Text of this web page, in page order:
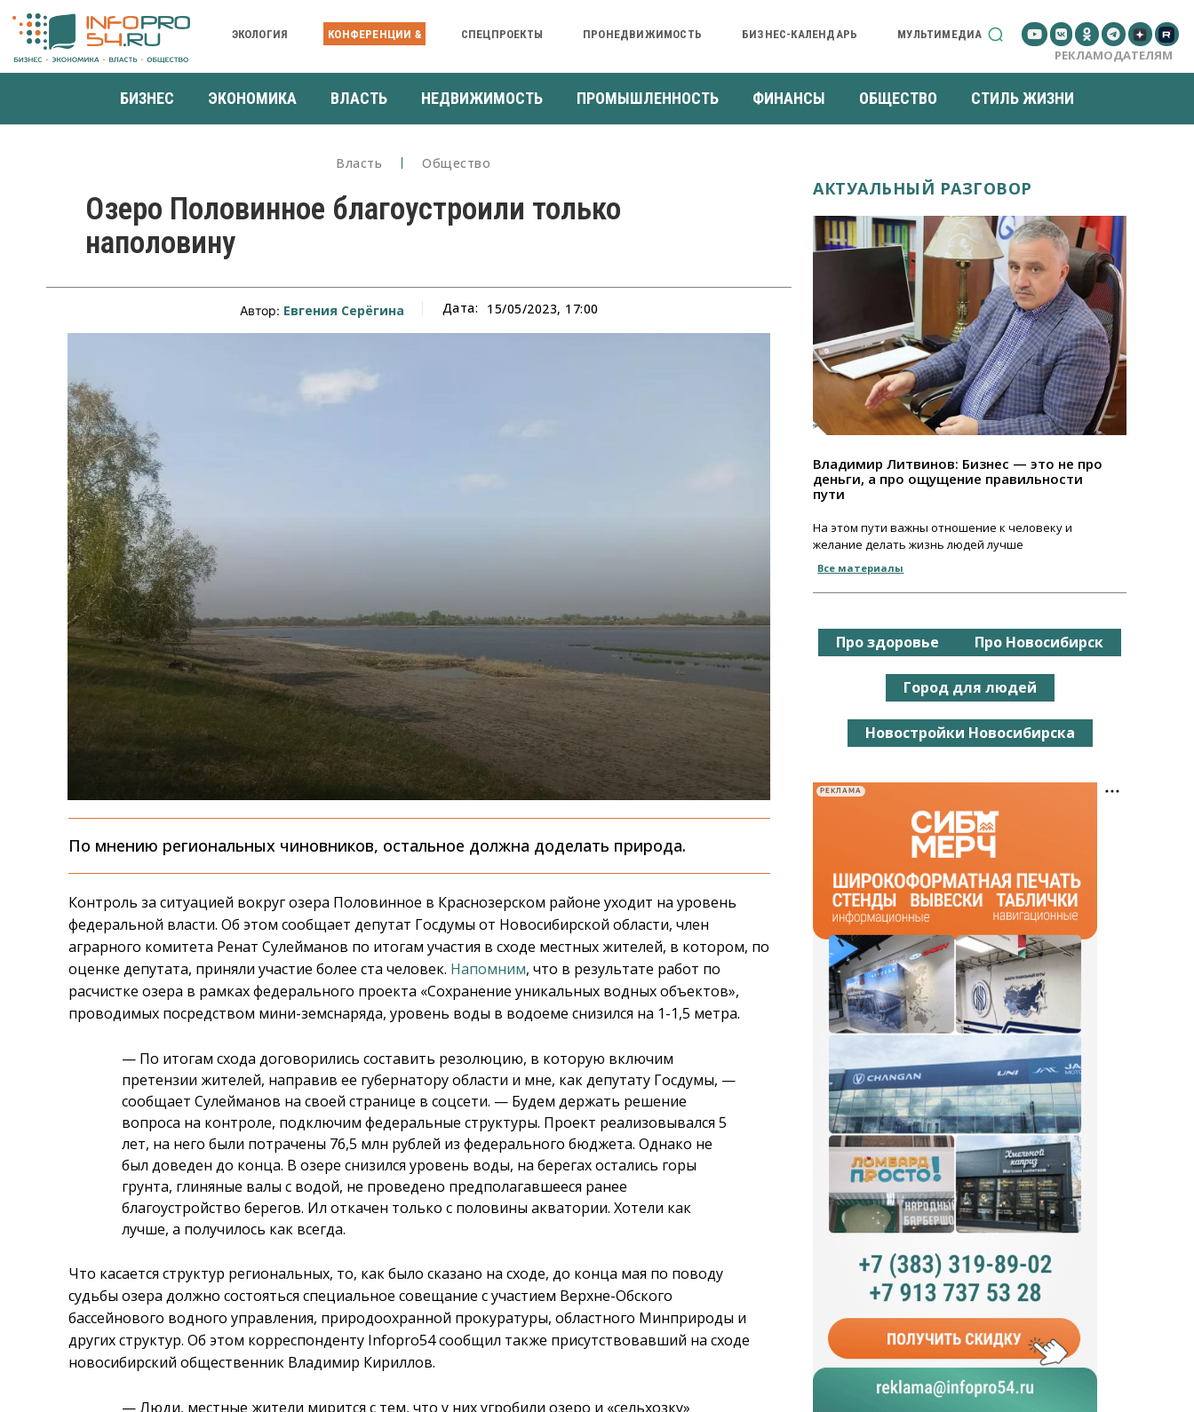
ЭКОЛОГИЯ КОНФЕРЕНЦИИ & СПЕЦПРОЕКТЫ ПРОНЕДВИЖИМОСТЬ БИЗНЕС-КАЛЕНДАРЬ МУЛЬТИМЕДИА
РЕКЛАМОДАТЕЛЯМ
БИЗНЕС ЭКОНОМИКА ВЛАСТЬ НЕДВИЖИМОСТЬ ПРОМЫШЛЕННОСТЬ ФИНАНСЫ ОБЩЕСТВО СТИЛЬ ЖИЗНИ
Власть Общество
Озеро Половинное благоустроили только
наполовину
Автор: Евгения Серёгина Дата: 15/05/2023, 17:00
По мнению региональных чиновников, остальное должна доделать природа.
Контроль за ситуацией вокруг озера Половинное в Краснозерском районе уходит на уровень
федеральной власти. Об этом сообщает депутат Госдумы от Новосибирской области, член
аграрного комитета Ренат Сулейманов по итогам участия в сходе местных жителей, в котором, по
оценке депутата, приняли участие более ста человек. Напомним, что в результате работ по
расчистке озера в рамках федерального проекта «Сохранение уникальных водных объектов»,
проводимых посредством мини-земснаряда, уровень воды в водоеме снизился на 1-1,5 метра.
—По итогам схода договорились составить резолюцию, в которую включим
претензии жителей, направив ее губернатору области и мне, как депутату Госдумы, —
сообщает Сулейманов на своей странице в соцсети. —Будем держать решение
вопроса на контроле, подключим федеральные структуры. Проект реализовывался 5
лет, на него были потрачены 76,5 млн рублей из федерального бюджета. Однако не
был доведен до конца. В озере снизился уровень воды, на берегах остались горы
грунта, глиняные валы с водой, не проведено предполагавшееся ранее
благоустройство берегов. Ил откачен только с половины акватории. Хотели как
лучше, а получилось как всегда.
Что касается структур региональных, то, как было сказано на сходе, до конца мая по поводу
судьбы озера должно состояться специальное совещание с участием Верхне-Обского
бассейнового водного управления, природоохранной прокуратуры, областного Минприроды и
других структур. Об этом корреспонденту Infopro54 сообщил также присутствовавший на сходе
новосибирский общественник Владимир Кириллов.
—Люди, местные жители мирится с тем, что у них угробили озеро и «сельхозку»
АКТУАЛЬНЫЙ РАЗГОВОР
Владимир Литвинов: Бизнес — это не про
деньги, а про ощущение правильности
пути
На этом пути важны отношение к человеку и
желание делать жизнь людей лучше
Все материалы
Про здоровье Про Новосибирск
Город для людей
Новостройки Новосибирска
РЕКЛАМА